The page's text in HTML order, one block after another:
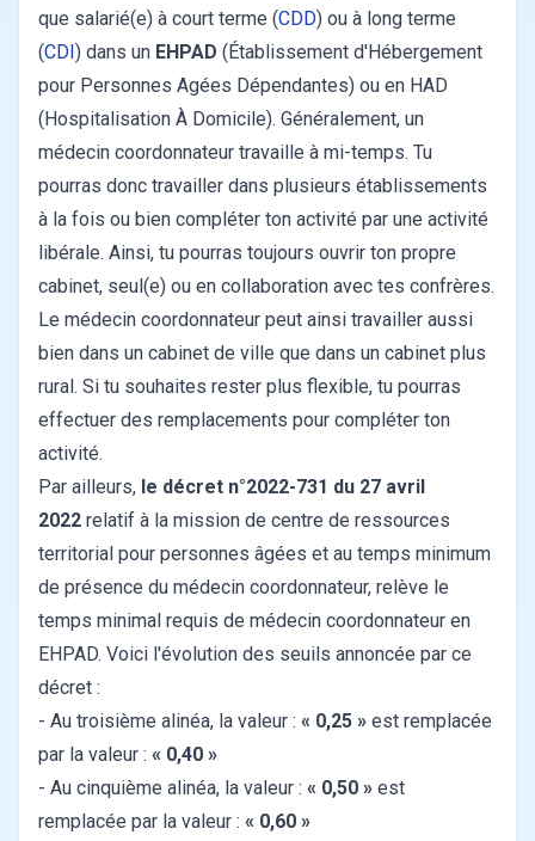
que salarié(e) à court terme (CDD) ou à long terme
(CDI) dans un EHPAD (Établissement d'Hébergement
pour Personnes Agées Dépendantes) ou en HAD
(Hospitalisation À Domicile). Généralement, un
médecin coordonnateur travaille à mi-temps. Tu
pourras donc travailler dans plusieurs établissements
à la fois ou bien compléter ton activité par une activité
libérale. Ainsi, tu pourras toujours ouvrir ton propre
cabinet, seul(e) ou en collaboration avec tes confrères.
Le médecin coordonnateur peut ainsi travailler aussi
bien dans un cabinet de ville que dans un cabinet plus
rural. Si tu souhaites rester plus flexible, tu pourras
effectuer des remplacements pour compléter ton
activité.
Par ailleurs, le décret n°2022-731 du 27 avril
2022 relatif à la mission de centre de ressources
territorial pour personnes âgées et au temps minimum
de présence du médecin coordonnateur, relève le
temps minimal requis de médecin coordonnateur en
EHPAD. Voici l'évolution des seuils annoncée par ce
décret :
- Au troisième alinéa, la valeur : « 0,25 » est remplacée
par la valeur : « 0,40 »
- Au cinquième alinéa, la valeur : « 0,50 » est
remplacée par la valeur : « 0,60 »